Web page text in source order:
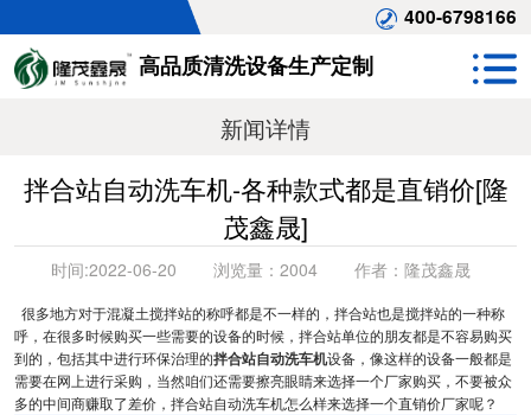
400-6798166
高品质清洗设备生产定制
新闻详情
拌合站自动洗车机-各种款式都是直销价[隆
茂鑫晟]
时间:2022-06-20 浏览量： 2004 作者： 隆茂鑫晟
很多地方对于混凝土搅拌站的称呼都是不一样的，拌合站也是搅拌站的一种称
呼，在很多时候购买一些需要的设备的时候，拌合站单位的朋友都是不容易购买
到的，包括其中进行环保治理的拌合站自动洗车机设备，像这样的设备一般都是
需要在网上进行采购，当然咱们还需要擦亮眼睛来选择一个厂家购买，不要被众
多的中间商赚取了差价，拌合站自动洗车机怎么样来选择一个直销价厂家呢？